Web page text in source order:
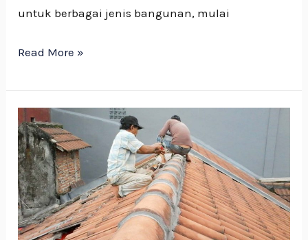
untuk berbagai jenis bangunan, mulai
Read More »
Perbaikan
Atap
Bocor
untuk
Berbagai
Jenis